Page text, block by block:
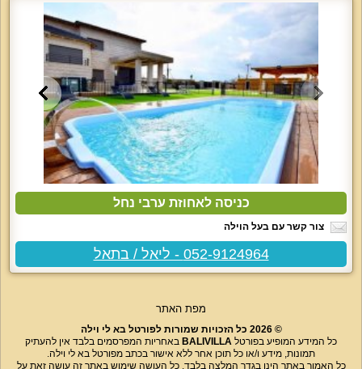
כניסה לאחוזת ערבי נחל
צור קשר עם בעל הוילה
052-9124964 - ליאל / בתאל
מפת האתר
© 2026 כל הזכויות שמורות לפורטל בא לי וילה
כל המידע המופיע בפורטל BALIVILLA באחריות המפרסמים בלבד אין להעתיק
תמונות, מידע ו/או כל תוכן אחר ללא אישור בכתב מפורטל בא לי וילה.
כל האמור באתר הינו בגדר המלצה בלבד. כל העושה שימוש באתר זה עושה זאת על